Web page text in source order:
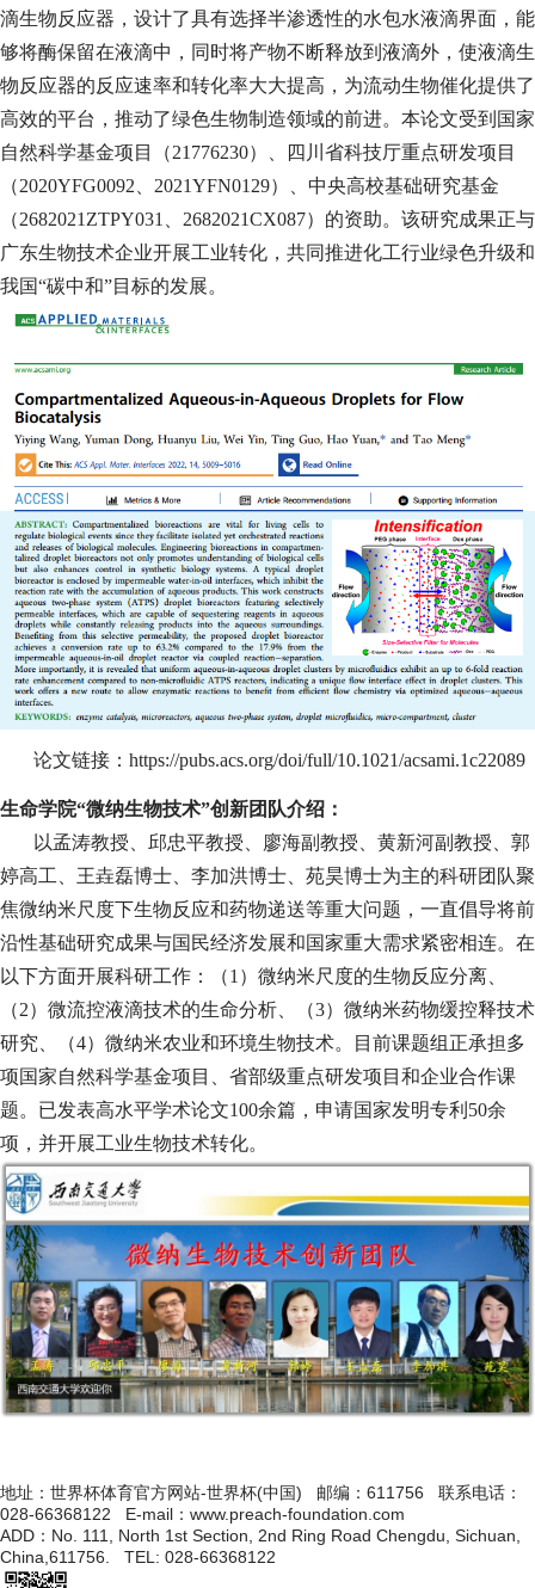
滴生物反应器，设计了具有选择半渗透性的水包水液滴界面，能
够将酶保留在液滴中，同时将产物不断释放到液滴外，使液滴生
物反应器的反应速率和转化率大大提高，为流动生物催化提供了
高效的平台，推动了绿色生物制造领域的前进。本论文受到国家
自然科学基金项目（21776230）、四川省科技厅重点研发项目
（2020YFG0092 2021YFN0129）、中央高校基础研究基金
（2682021ZTPY031 2682021CX087）的资助。该研究成果正与
广东生物技术企业开展工业转化，共同推进化工行业绿色升级和
我国“碳中和”目标的发展。
论文链接： https://pubs.acs.org/doi/full/10.1021/acsami.1c22089
生命学院“微纳生物技术”创新团队介绍：
以孟涛教授、邱忠平教授、廖海副教授、黄新河副教授、郭
婷高工、王垚磊博士、李加洪博士、苑昊博士为主的科研团队聚
焦微纳米尺度下生物反应和药物递送等重大问题，一直倡导将前
沿性基础研究成果与国民经济发展和国家重大需求紧密相连。在
以下方面开展科研工作：（1 ）微纳米尺度的生物反应分离、
（2）微流控液滴技术的生命分析、（3）微纳米药物缓控释技术
研究、（4）微纳米农业和环境生物技术。目前课题组正承担多
项国家自然科学基金项目、省部级重点研发项目和企业合作课
题。已发表高水平学术论文100余篇，申请国家发明专利 50余
项，并开展工业生物技术转化。
地址：世界杯体育官方网站-世界杯(中国) 邮编：611756 联系电话：
028-66368122 E-mail：www.preach-foundation.com
ADD：No. 111, North 1st Section, 2nd Ring Road Chengdu, Sichuan,
China,611756. TEL: 028-66368122